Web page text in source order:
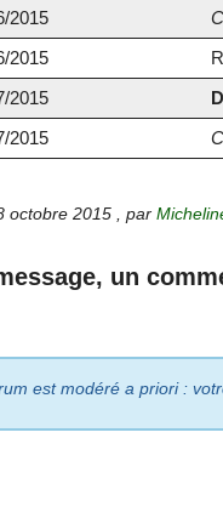
2015
2015
2015
2015
octobre 2015 ,par
un
est modéré a priori :